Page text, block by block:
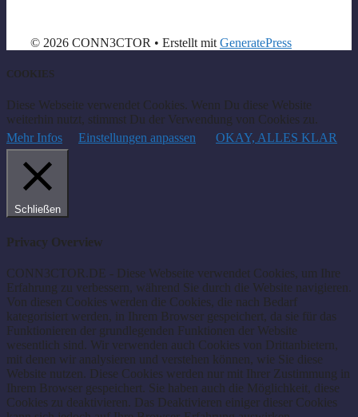
© 2026 CONN3CTOR • Erstellt mit GeneratePress
COOKIES
Diese Webseite verwendet Cookies. Wenn Du diese Website
weiterhin nutzt, stimmst Du der Verwendung von Cookies zu.
Mehr Infos
Einstellungen anpassen OKAY, ALLES KLAR
Schließen
Privacy Overview
CONN3CTOR.DE - Diese Webseite verwendet Cookies, um Ihre
Erfahrung zu verbessern, während Sie durch die Website navigieren.
Von diesen Cookies werden die Cookies, die nach Bedarf
kategorisiert werden, in Ihrem Browser gespeichert, da sie für das
Funktionieren der grundlegenden Funktionen der Website
wesentlich sind. Wir verwenden auch Cookies von Drittanbietern,
mit denen wir analysieren und verstehen können, wie Sie diese
Website nutzen. Diese Cookies werden nur mit Ihrer Zustimmung in
Ihrem Browser gespeichert. Sie haben auch die Möglichkeit, diese
Cookies zu deaktivieren. Das Deaktivieren einiger dieser Cookies